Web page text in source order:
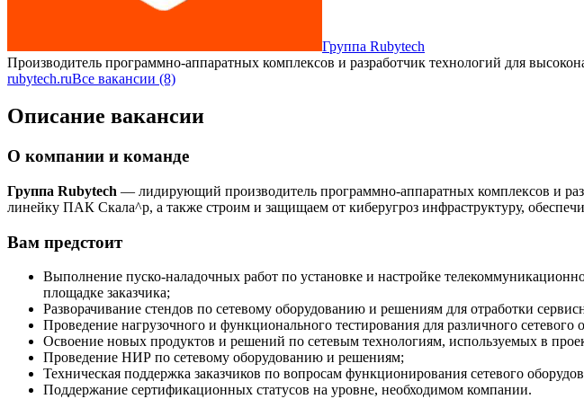
Группа Rubytech
Производитель программно-аппаратных комплексов и разработчик технологий для
rubytech.ruВсе вакансии (8)
Описание вакансии
О компании и команде
Группа Rubytech — лидирующий производитель программно-аппаратных комплексов и
линейку ПАК Скала^р, а также строим и защищаем от киберугроз инфраструктуру,
Вам предстоит
Выполнение пуско-наладочных работ по установке и настройке
площадке заказчика;
Разворачивание стендов по сетевому оборудованию и решениям для отработки
Проведение нагрузочного и функционального тестирования для различного
Освоение новых продуктов и решений по сетевым технологиям, используемых в
Проведение НИР по сетевому оборудованию и решениям;
Техническая поддержка заказчиков по вопросам функционирования сетевого
Поддержание сертификационных статусов на уровне, необходимом компании.